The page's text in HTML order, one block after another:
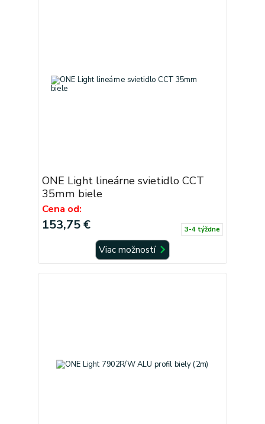
ONE Light lineárne svietidlo CCT
35mm biele
Cena od:
153,75 € 3-4 týždne
Viac možností